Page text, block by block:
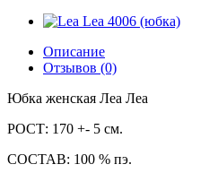
Описание
Отзывов (0)
Юбка женская Леа Леа
РОСТ: 170 +- 5 см.
СОСТАВ: 100 % пэ.